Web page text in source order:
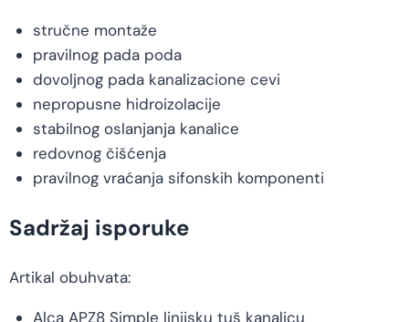
stručne montaže
pravilnog pada poda
dovoljnog pada kanalizacione cevi
nepropusne hidroizolacije
stabilnog oslanjanja kanalice
redovnog čišćenja
pravilnog vraćanja sifonskih komponenti
Sadržaj isporuke
Artikal obuhvata:
Alca APZ8 Simple linijsku tuš kanalicu